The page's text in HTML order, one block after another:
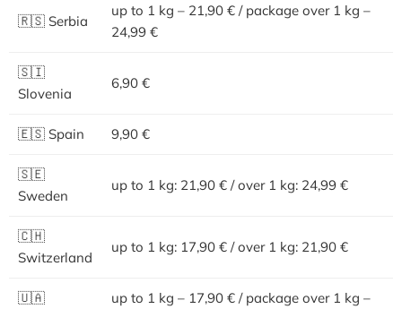
🇷🇸 Serbia
up to 1 kg – 21,90 € / package over 1 kg –
24,99 €
🇸🇮
Slovenia
6,90 €
🇪🇸 Spain 9,90 €
🇸🇪
Sweden
up to 1 kg: 21,90 € / over 1 kg: 24,99 €
🇨🇭
Switzerland
up to 1 kg: 17,90 € / over 1 kg: 21,90 €
🇺🇦
up to 1 kg – 17,90 € / package over 1 kg –